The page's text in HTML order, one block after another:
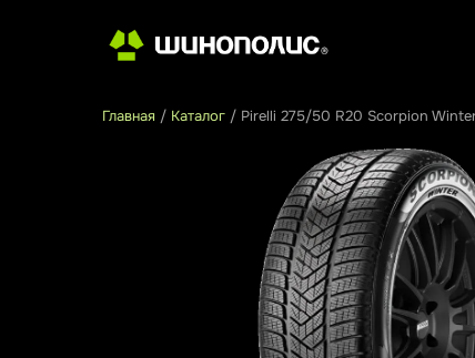
Главная / Каталог / Pirelli 275/50 R20 Scorpion